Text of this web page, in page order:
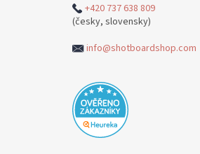
+420 737 638 809
(česky, slovensky)
info@shotboardshop.com